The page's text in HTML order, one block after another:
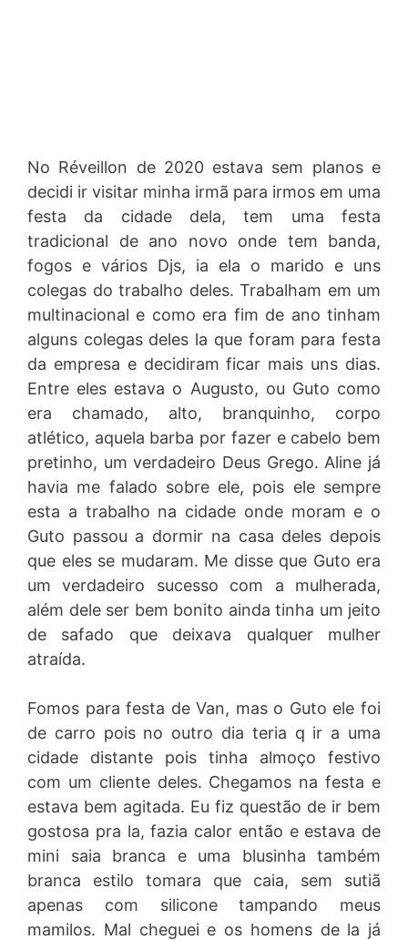
No Réveillon de 2020 estava sem planos e
decidi ir visitar minha irmã para irmos em uma
festa da cidade dela, tem uma festa
tradicional de ano novo onde tem banda,
fogos e vários Djs, ia ela o marido e uns
colegas do trabalho deles. Trabalham em um
multinacional e como era fim de ano tinham
alguns colegas deles la que foram para festa
da empresa e decidiram ficar mais uns dias.
Entre eles estava o Augusto, ou Guto como
era chamado, alto, branquinho, corpo
atlético, aquela barba por fazer e cabelo bem
pretinho, um verdadeiro Deus Grego. Aline já
havia me falado sobre ele, pois ele sempre
esta a trabalho na cidade onde moram e o
Guto passou a dormir na casa deles depois
que eles se mudaram. Me disse que Guto era
um verdadeiro sucesso com a mulherada,
além dele ser bem bonito ainda tinha um jeito
de safado que deixava qualquer mulher
atraída.
Fomos para festa de Van, mas o Guto ele foi
de carro pois no outro dia teria q ir a uma
cidade distante pois tinha almoço festivo
com um cliente deles. Chegamos na festa e
estava bem agitada. Eu fiz questão de ir bem
gostosa pra la, fazia calor então e estava de
mini saia branca e uma blusinha também
branca estilo tomara que caia, sem sutiã
apenas com silicone tampando meus
mamilos. Mal cheguei e os homens de la já